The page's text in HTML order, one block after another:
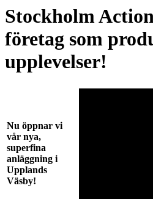
Stockholm
företag som
upplevelser!
Nu öppnar vi
vår nya,
superfina
anläggning i
Upplands
Väsby!